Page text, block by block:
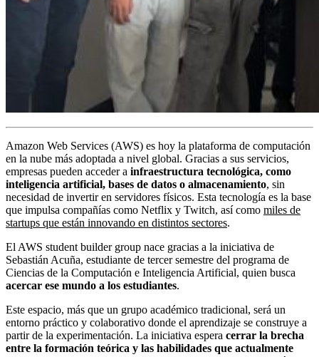
Amazon Web Services (AWS) es hoy la plataforma de computación
en la nube más adoptada a nivel global. Gracias a sus servicios,
empresas pueden acceder a infraestructura tecnológica, como
inteligencia artificial, bases de datos o almacenamiento, sin
necesidad de invertir en servidores físicos. Esta tecnología es la base
que impulsa compañías como Netflix y Twitch, así como miles de
startups que están innovando en distintos sectores.
El AWS student builder group nace gracias a la iniciativa de
Sebastián Acuña, estudiante de tercer semestre del programa de
Ciencias de la Computación e Inteligencia Artificial, quien busca
acercar ese mundo a los estudiantes.
Este espacio, más que un grupo académico tradicional, será un
entorno práctico y colaborativo donde el aprendizaje se construye a
partir de la experimentación. La iniciativa espera cerrar la brecha
entre la formación teórica y las habilidades que actualmente